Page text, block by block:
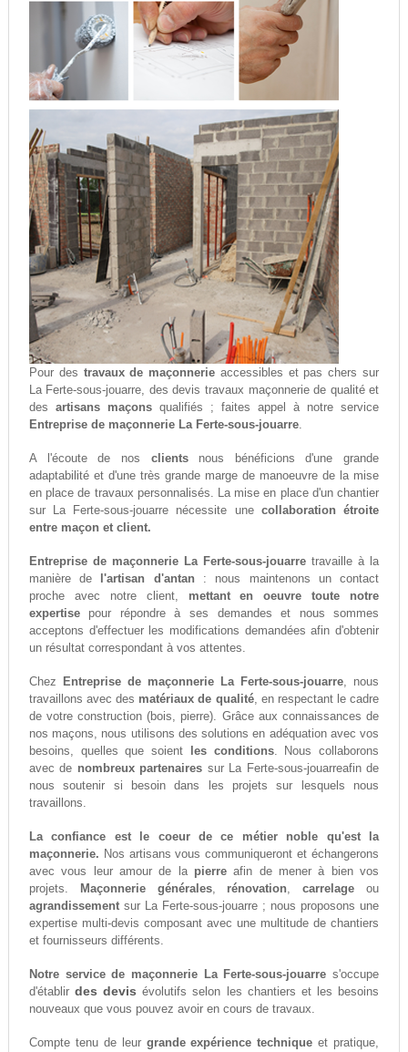
Pour des travaux de maçonnerie accessibles et pas chers sur
La Ferte-sous-jouarre, des devis travaux maçonnerie de qualité et
des artisans maçonsqualifiés ; faites appel à notre service
Entreprise de maçonnerie La Ferte-sous-jouarre.
A l'écoute de nos clientsnous bénéficions d'une grande
adaptabilité et d'une très grande marge de manoeuvre de la mise
en place de travaux personnalisés. La mise en place d'un chantier
sur La Ferte-sous-jouarre nécessite une collaboration étroite
entre maçon et client.
Entreprise de maçonnerie La Ferte-sous-jouarre travaille à la
manière de
l'artisan d'antan : nous maintenons un contact
proche avec notre client, mettant en oeuvre toute notre
expertisepour répondre à ses demandes et nous sommes
acceptons d'effectuer les modifications demandées afin d'obtenir
un résultat correspondant à vos attentes.
Chez Entreprise de maçonnerie La Ferte-sous-jouarre, nous
travaillons avec des matériaux de qualité, en respectant le cadre
de votre construction (bois, pierre). Grâce aux connaissances de
nos maçons, nous utilisons des solutions en adéquation avec vos
besoins, quelles que soient
les conditions. Nous collaborons
avec de nombreux partenaires sur La Ferte-sous-jouarreafin de
nous soutenir si besoin dans les projets sur lesquels nous
travaillons.
La confiance est le coeur de ce métier noble qu'est la
maçonnerie. Nos artisans vous communiqueront et échangerons
avec vous leur amour de la pierre afin de mener à bien vos
projets.
Maçonnerie générales, rénovation,carrelage ou
agrandissementsur La Ferte-sous-jouarre ; nous proposons une
expertise multi-devis composant avec une multitude de chantiers
et fournisseurs différents.
Notre service de maçonnerie La Ferte-sous-jouarre s'occupe
d'établirdes devis évolutifs selon les chantiers et les besoins
nouveaux que vous pouvez avoir en cours de travaux.
Compte tenu de leur grande expérience technique et pratique,